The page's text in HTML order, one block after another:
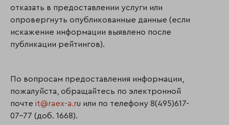
отказать в предоставлении услуги или
опровергнуть опубликованные данные (если
искажение информации выявлено после
публикации рейтингов).
По вопросам предоставления информации,
пожалуйста, обращайтесь по электронной
почте it@raex-a.ru или по телефону 8(495)617-
07-77 (доб. 1668).